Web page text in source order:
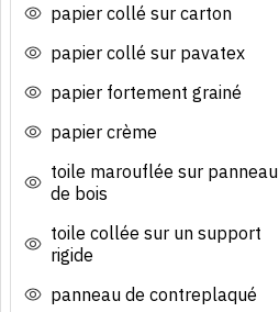
papier collé sur carton
papier collé sur pavatex
papier fortement grainé
papier crème
toile marouflée sur panneau
de bois
toile collée sur un support
rigide
panneau de contreplaqué